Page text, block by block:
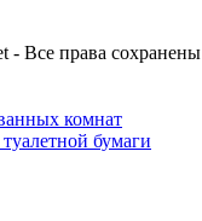
- Все права сохранены
комнат
бумаги